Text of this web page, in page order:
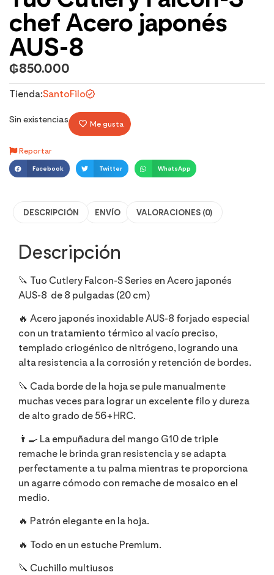
chef Acero japonés
AUS-8
₲850.000
Tienda:SantoFilo
Sin existencias Me gusta
Reportar
Facebook Twitter WhatsApp
DESCRIPCIÓN ENVÍO VALORACIONES (0)
Descripción
🔪 Tuo Cutlery Falcon-S Series en Acero japonés
AUS-8 de 8 pulgadas (20 cm)
🔥 Acero japonés inoxidable AUS-8 forjado especial
con un tratamiento térmico al vacío preciso,
templado criogénico de nitrógeno, logrando una
alta resistencia a la corrosión y retención de bordes.
🔪 Cada borde de la hoja se pule manualmente
muchas veces para lograr un excelente filo y dureza
de alto grado de 56+HRC.
👨‍🍳 La empuñadura del mango G10 de triple
remache le brinda gran resistencia y se adapta
perfectamente a tu palma mientras te proporciona
un agarre cómodo con remache de mosaico en el
medio.
🔥 Patrón elegante en la hoja.
🔥 Todo en un estuche Premium.
🔪 Cuchillo multiusos